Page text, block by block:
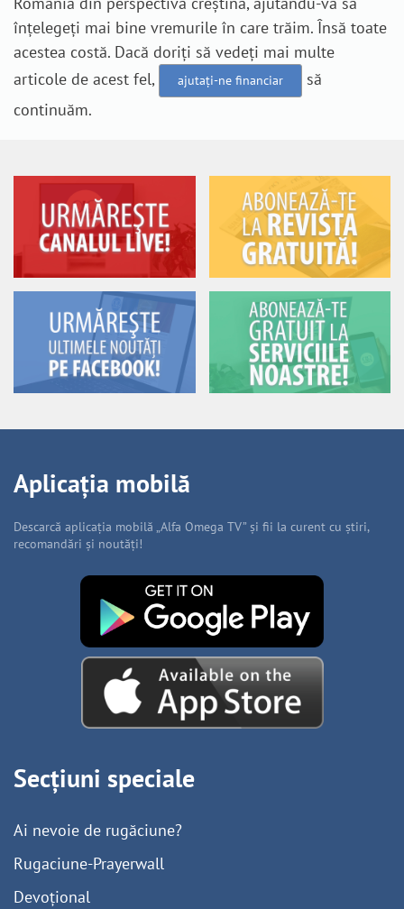
înțelegeți mai bine vremurile în care trăim. Însă toate
acestea costă. Dacă doriți să vedeți mai multe
articole de acest fel,
ajutați-ne financiar
să
continuăm.
Aplicația mobilă
Descarcă aplicația mobilă „Alfa Omega TV” și fii la curent cu știri,
recomandări și noutăți!
Secțiuni speciale
Ai nevoie de rugăciune?
Rugaciune-Prayerwall
Devoțional